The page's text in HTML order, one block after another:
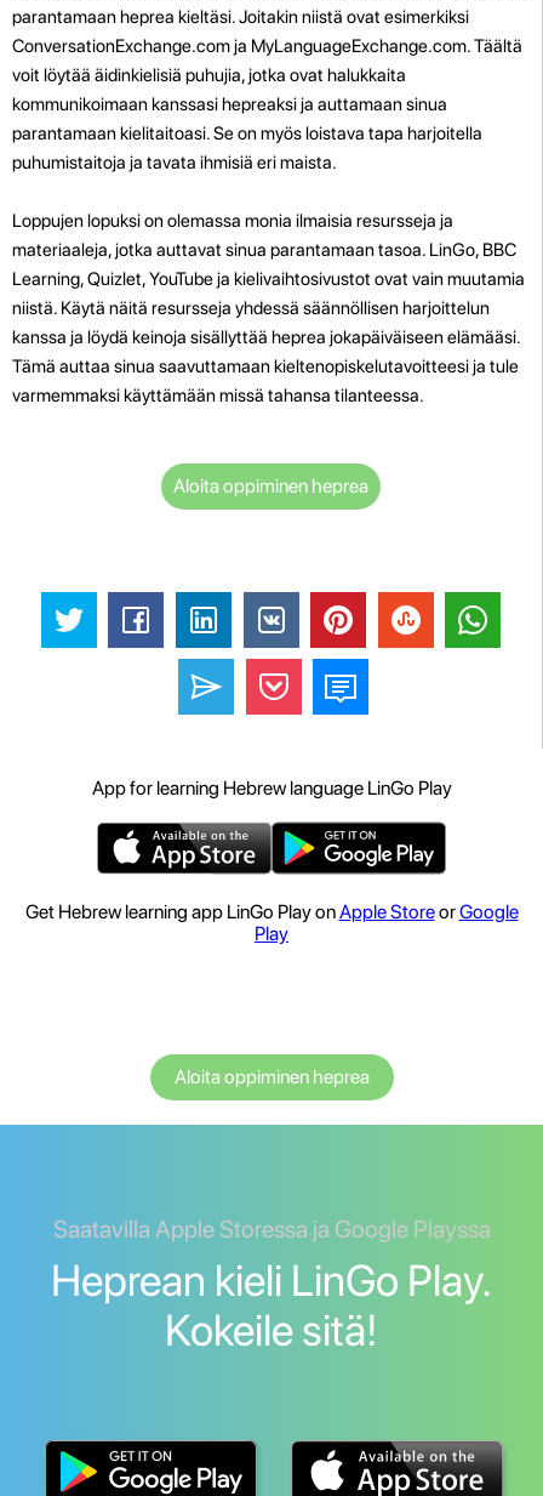
parantamaan heprea kieltäsi. Joitakin niistä ovat esimerkiksi
ConversationExchange.com ja MyLanguageExchange.com. Täältä
voit löytää äidinkielisiä puhujia, jotka ovat halukkaita
kommunikoimaan kanssasi hepreaksi ja auttamaan sinua
parantamaan kielitaitoasi. Se on myös loistava tapa harjoitella
puhumistaitoja ja tavata ihmisiä eri maista.
Loppujen lopuksi on olemassa monia ilmaisia resursseja ja
materiaaleja, jotka auttavat sinua parantamaan tasoa. LinGo, BBC
Learning, Quizlet, YouTube ja kielivaihtosivustot ovat vain muutamia
niistä. Käytä näitä resursseja yhdessä säännöllisen harjoittelun
kanssa ja löydä keinoja sisällyttää heprea jokapäiväiseen elämääsi.
Tämä auttaa sinua saavuttamaan kieltenopiskelutavoitteesi ja tule
varmemmaksi käyttämään missä tahansa tilanteessa.
Aloita oppiminen heprea
App for learning Hebrew language LinGo Play
Get Hebrew learning app LinGo Play onApple StoreorGoogle
Play
Aloita oppiminen heprea
Saatavilla Apple Storessa ja Google Playssa
Heprean kieli LinGo Play.
Kokeile sitä!